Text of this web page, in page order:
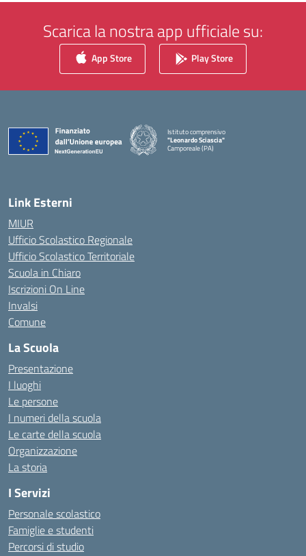
Scarica la nostra app ufficiale su:
App Store Play Store
Istituto comprensivo
"Leonardo Sciascia"
Camporeale (PA)
— Visita la pagina iniziale della scuola
Link Esterni
MIUR
Ufficio Scolastico Regionale
Ufficio Scolastico Territoriale
Scuola in Chiaro
Iscrizioni On Line
Invalsi
Comune
La Scuola
Presentazione
I luoghi
Le persone
I numeri della scuola
Le carte della scuola
Organizzazione
La storia
I Servizi
Personale scolastico
Famiglie e studenti
Percorsi di studio